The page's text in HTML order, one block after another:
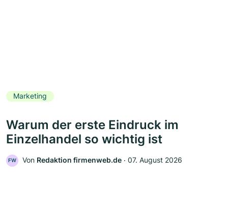
Marketing
Warum der erste Eindruck im
Einzelhandel so wichtig ist
FW Von Redaktion firmenweb.de ‧ 07. August 2026